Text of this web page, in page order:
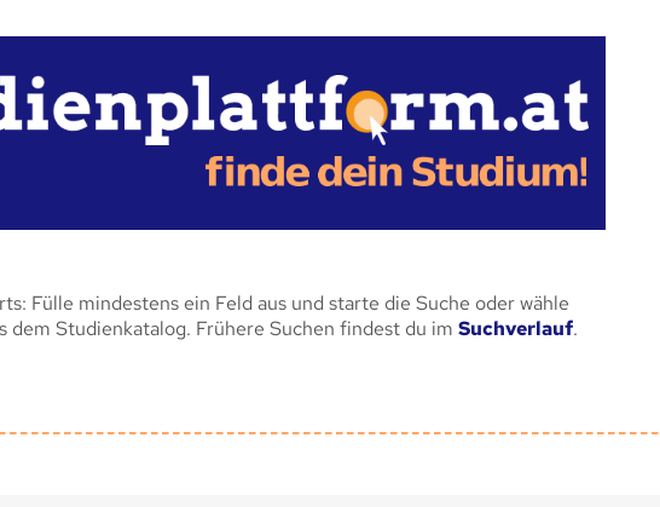
Fülle mindestens ein Feld aus und starte die Suche oder wähle
dem Studienkatalog. Frühere Suchen findest du im Suchverlauf.